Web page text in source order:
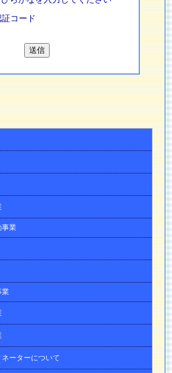
事業
業
ーターについて